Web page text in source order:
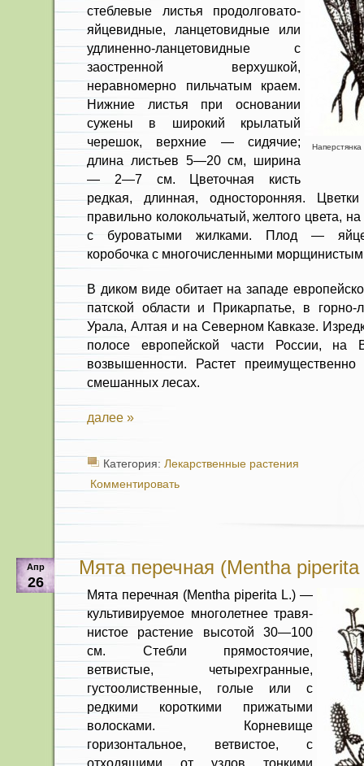
Наперстянка
стеблевые листья продолговато-
яйцевидные, ланцетовидные или
удли­ненно-ланцетовидные с
заостренной верхушкой,
неравномерно пильчатым краем.
Нижние листья при основании
сужены в широкий крылатый
черешок, верхние — сидячие;
длина листьев 5—20 см, ширина
— 2—7 см. Цветоч­ная кисть
редкая, длинная, односто­ронняя.
правильно колокольчатый, желтого цвета,
с буроватыми жилками. Плод —
коробочка с многочисленными
В диком виде обитает на западе
патской области и Прикарпатье, в
Урала, Алтая и на Северном Кавказе.
полосе европей­ской части России, на
возвышенности. Растет
смешанных лесах.
далее »
Категория: Лекарственные растения
Комментировать
Апр
26
Мята перечная (Mentha piperita
Мята перечная (Mentha piperita L.) —
культивируемое многолетнее травя­
нистое растение высотой 30—100
см. Стебли прямостоячие,
ветвистые, четы­рехгранные,
густоолиственные, голые или с
редкими короткими прижатыми
волосками. Корневище
горизонтальное, ветвистое, с
отходящими от узлов тонкими